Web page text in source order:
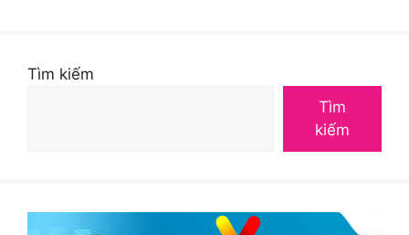
Tìm kiếm
Tìm
kiếm